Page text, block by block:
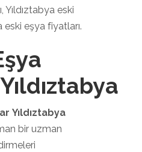
Yıldıztabya eski
eski eşya fiyatları.
Yıldıztabya
bir uzman